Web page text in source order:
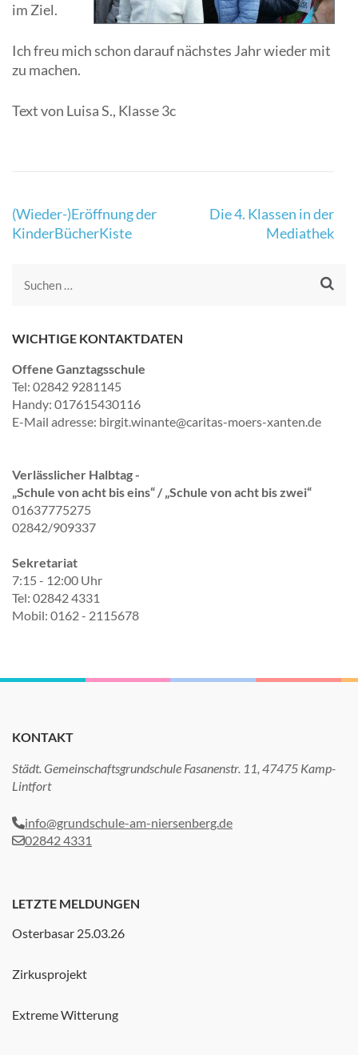
im Ziel.
Ich freu mich schon darauf nächstes Jahr wieder mit
zu machen.
Text von Luisa S., Klasse 3c
(Wieder-)Eröffnung der
KinderBücherKiste
Die 4. Klassen in der
Mediathek
WICHTIGE KONTAKTDATEN
Offene Ganztagsschule
Tel: 02842 9281145
Handy: 017615430116
E-Mail adresse: birgit.winante@caritas-moers-xanten.de
Verlässlicher Halbtag -
„Schule von acht bis eins“ / „Schule von acht bis zwei“
01637775275
02842/909337
Sekretariat
7:15 - 12:00 Uhr
Tel: 02842 4331
Mobil: 0162 - 2115678
KONTAKT
Städt. Gemeinschaftsgrundschule Fasanenstr. 11, 47475 Kamp-
Lintfort
info@grundschule-am-niersenberg.de
02842 4331
LETZTE MELDUNGEN
Osterbasar 25.03.26
Zirkusprojekt
Extreme Witterung